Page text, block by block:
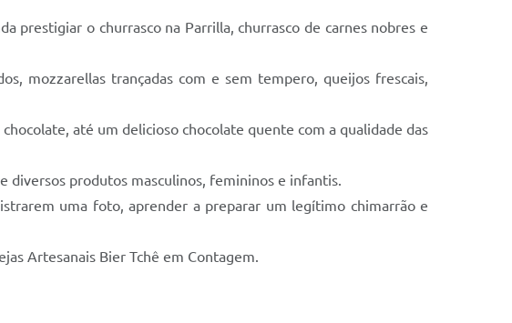
prestigiar o churrasco na Parrilla, churrasco de carnes nobres e
mozzarellas trançadas com e sem tempero, queijos frescais,
até um delicioso chocolate quente com a qualidade das
diversos produtos masculinos, femininos e infantis.
uma foto, aprender a preparar um legítimo chimarrão e
Artesanais Bier Tchê em Contagem.